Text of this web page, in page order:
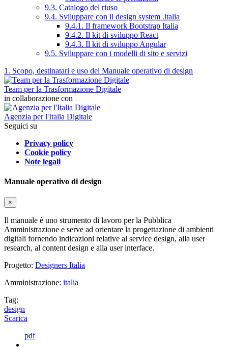
9.3. Catalogo del riuso
9.4. Sviluppare con il design system .italia
9.4.1. Il framework Bootstrap Italia
9.4.2. Il kit di sviluppo React
9.4.3. Il kit di sviluppo Angular
9.5. Sviluppare con i modelli di sito e servizi
1. Scopo, destinatari e uso del Manuale operativo di design
Team per la Trasformazione Digitale
in collaborazione con
Agenzia per l'Italia Digitale
Seguici su
Privacy policy
Cookie policy
Note legali
Manuale operativo di design
×
Il manuale è uno strumento di lavoro per la Pubblica
Amministrazione e serve ad orientare la progettazione di ambienti
digitali fornendo indicazioni relative al service design, alla user
research, al content design e alla user interface.
Progetto: Designers Italia
Amministrazione: italia
Tag:
design
Scarica
pdf